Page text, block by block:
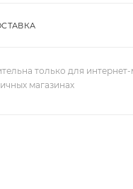
только для
магазинах